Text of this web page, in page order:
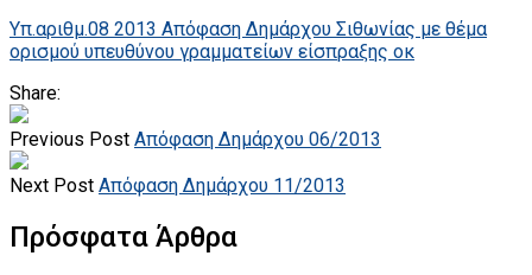
Υπ.αριθμ.08 2013 Απόφαση Δημάρχου Σιθωνίας με θέμα
ορισμού υπευθύνου γραμματείων είσπραξης οκ
Share:
Previous Post Απόφαση Δημάρχου 06/2013
Next Post Απόφαση Δημάρχου 11/2013
Πρόσφατα Άρθρα